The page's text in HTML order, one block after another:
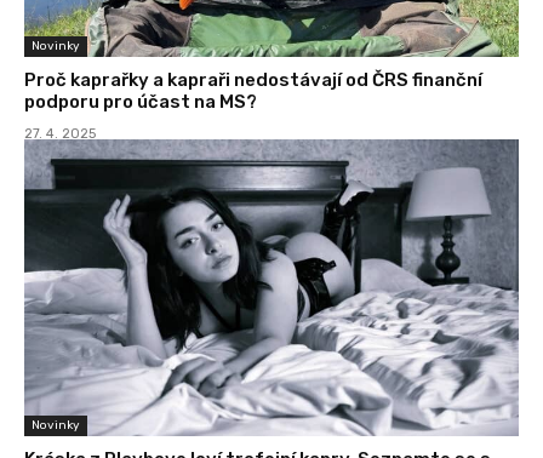
Novinky
Proč kaprařky a kapraři nedostávají od ČRS finanční
podporu pro účast na MS?
27. 4. 2025
Novinky